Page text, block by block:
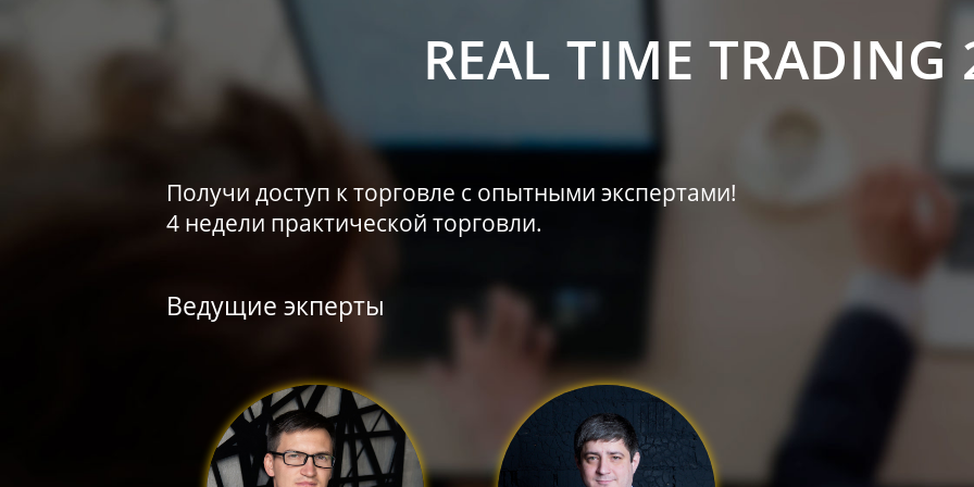
REAL TIME TRADING
Получи доступ к торговле с опытными экспертами!
4 недели практической торговли.
Ведущие экперты